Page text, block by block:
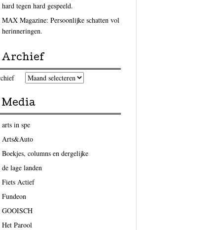
hard tegen hard gespeeld.
MAX Magazine: Persoonlijke schatten vol
herinneringen.
Archief
Media
arts in spe
Arts&Auto
Boekjes, columns en dergelijke
de lage landen
Fiets Actief
Fundeon
GOOISCH
Het Parool